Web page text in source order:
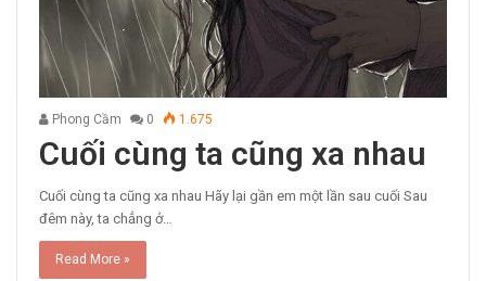
Phong Cầm 0 1.675
Cuối cùng ta cũng xa nhau
Cuối cùng ta cũng xa nhau Hãy lại gần em một lần sau cuối Sau
đêm này, ta chẳng ở…
Read More »